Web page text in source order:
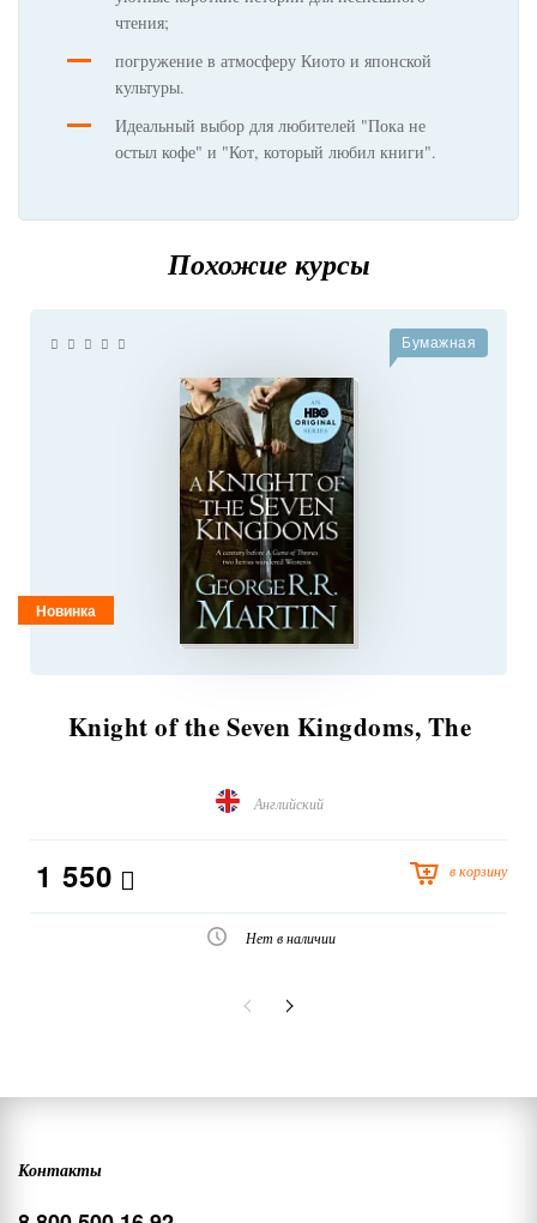
чтения;
погружение в атмосферу Киото и японской
культуры.
Идеальный выбор для любителей "Пока не
остыл кофе" и "Кот, который любил книги".
Похожие курсы
Бумажная
Новинка
Knight of the Seven Kingdoms, The
Английский
1 550 в корзину
Нет в наличии
Контакты